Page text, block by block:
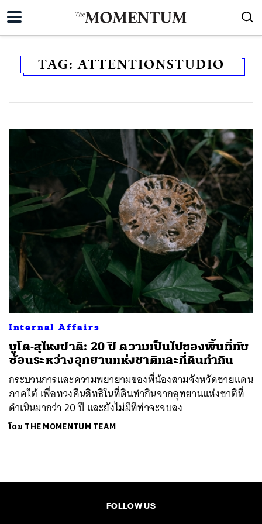
TAG:ATTENTIONSTUDIO
Internal Affairs
บูโด-สุไหงปาดี: 20 ปี ความเป็นไปของพื้นที่ทับ
ซ้อนระหว่างอุทยานแห่งชาติและที่ดินทำกิน
กระบวนการและความพยายามของพี่น้องสามจังหวัดชายแดน
ภาคใต้ เพื่อทวงคืนสิทธิในที่ดินทำกินจากอุทยานแห่งชาติที่
ดำเนินมากว่า 20 ปี และยังไม่มีทีท่าจะจบลง
โดย THE MOMENTUM TEAM
FOLLOW US
ค้นหา
SHARE LINE EMAIL